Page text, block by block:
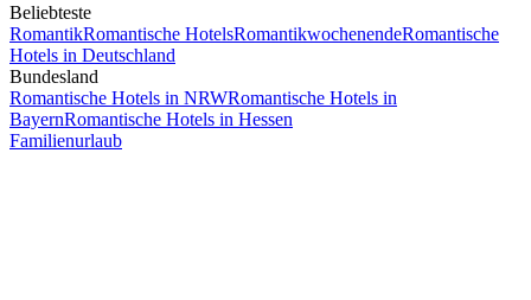
Beliebteste
RomantikRomantische HotelsRomantikwochenendeRomantische
Hotels in Deutschland
Bundesland
Romantische Hotels in NRWRomantische Hotels in
BayernRomantische Hotels in Hessen
Familienurlaub